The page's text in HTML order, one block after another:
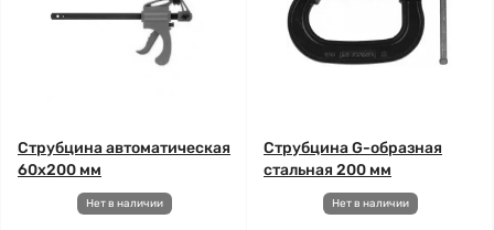
Струбцина автоматическая
60x200 мм
Нет в наличии
Струбцина G-образная
стальная 200 мм
Нет в наличии